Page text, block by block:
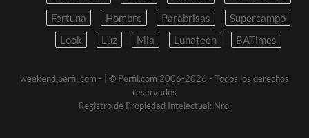
Fortuna
Hombre Parabrisas
Supercampo
Look
Luz Mia Lunateen BATimes
weekend.perfil.com -
| © Perfil.com 2006-2026 - Todos los derechos
reservados
Registro de Propiedad Intelectual: Nro.